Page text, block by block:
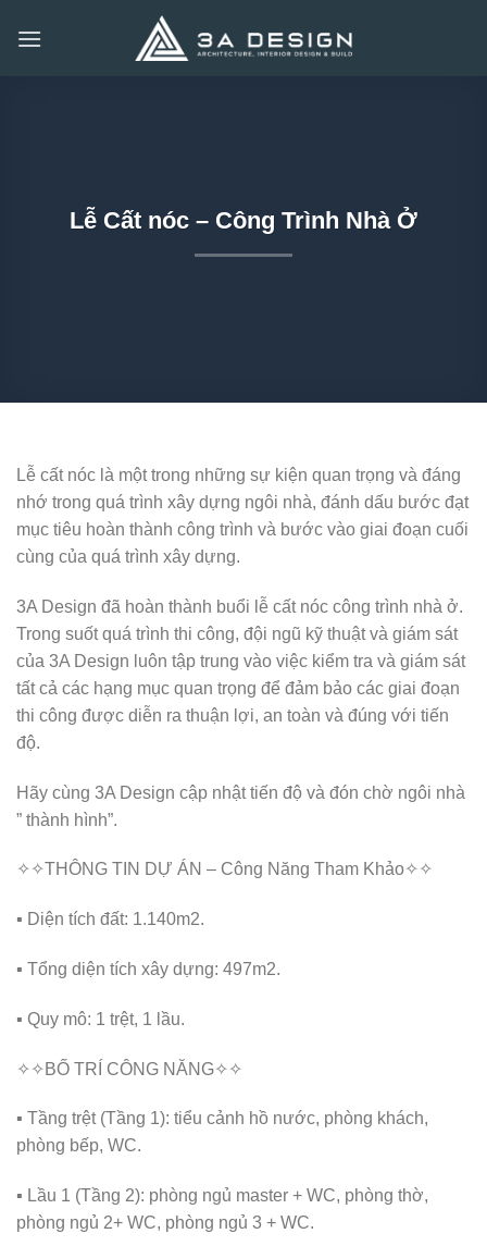
qua
Lễ Cất nóc – Công Trình Nhà Ở
Lễ cất nóc là một trong những sự kiện quan trọng và đáng
nhớ trong quá trình xây dựng ngôi nhà, đánh dấu bước đạt
mục tiêu hoàn thành công trình và bước vào giai đoạn cuối
cùng của quá trình xây dựng.
3A Design đã hoàn thành buổi lễ cất nóc công trình nhà ở.
Trong suốt quá trình thi công, đội ngũ kỹ thuật và giám sát
của 3A Design luôn tập trung vào việc kiểm tra và giám sát
tất cả các hạng mục quan trọng để đảm bảo các giai đoạn
thi công được diễn ra thuận lợi, an toàn và đúng với tiến
độ.
Hãy cùng 3A Design cập nhật tiến độ và đón chờ ngôi nhà
” thành hình”.
✧✧THÔNG TIN DỰ ÁN – Công Năng Tham Khảo✧✧
▪ Diện tích đất: 1.140m2.
▪ Tổng diện tích xây dựng: 497m2.
▪ Quy mô: 1 trệt, 1 lầu.
✧✧BỐ TRÍ CÔNG NĂNG✧✧
▪ Tầng trệt (Tầng 1): tiểu cảnh hồ nước, phòng khách,
phòng bếp, WC.
▪ Lầu 1 (Tầng 2): phòng ngủ master + WC, phòng thờ,
phòng ngủ 2+ WC, phòng ngủ 3 + WC.